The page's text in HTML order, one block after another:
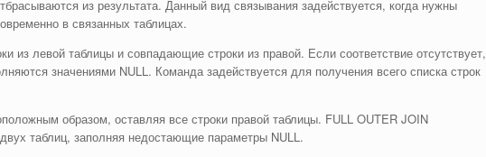
из результата. Данный вид связывания задействуется, когда нужны
в связанных таблицах.
из левой таблицы и совпадающие строки из правой. Если соответствие отсутствует,
значениями NULL. Команда задействуется для получения всего списка строк
образом, оставляя все строки правой таблицы. FULL OUTER JOIN
таблиц, заполняя недостающие параметры NULL.